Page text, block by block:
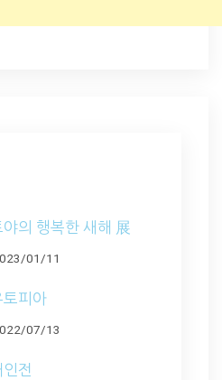
의 행복한 새해 展
01/11
토피아
07/13
전